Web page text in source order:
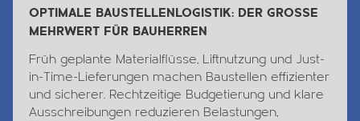
OPTIMALE BAUSTELLENLOGISTIK: DER GROSSE
MEHRWERT FÜR BAUHERREN
Früh geplante Materialflüsse, Liftnutzung und Just-
in-Time-Lieferungen machen Baustellen effizienter
und sicherer. Rechtzeitige Budgetierung und klare
Ausschreibungen reduzieren Belastungen,